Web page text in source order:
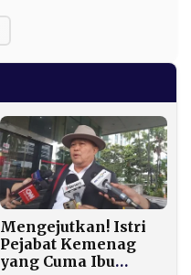
Mengejutkan! Istri
Pejabat Kemenag
yang Cuma Ibu